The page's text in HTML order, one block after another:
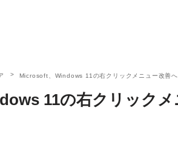
Microsoft、Windows 11の右クリックメニュー改善
11の右クリック